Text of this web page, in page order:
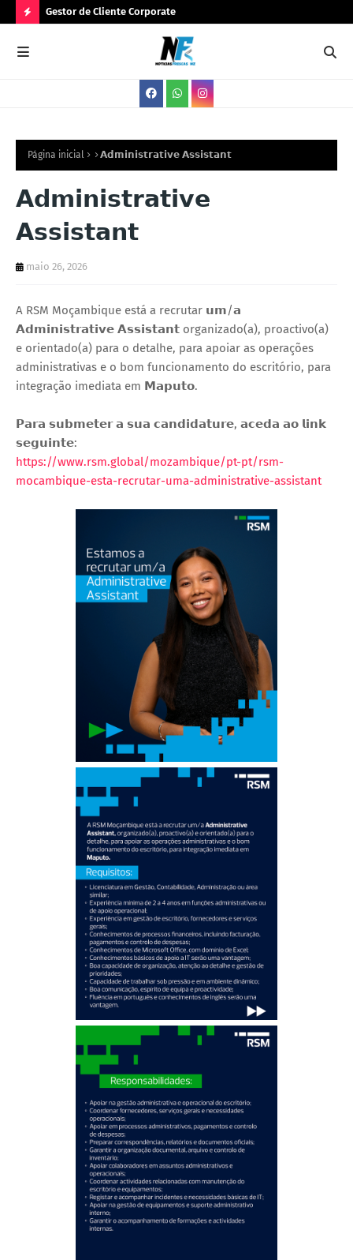
O
V
G
A
Gestor de Cliente Corporate
Página inicial 𝗔𝗱𝗺𝗶𝗻𝗶𝘀𝘁𝗿𝗮𝘁𝗶𝘃𝗲 𝗔𝘀𝘀𝗶𝘀𝘁𝗮𝗻𝘁
𝗔𝗱𝗺𝗶𝗻𝗶𝘀𝘁𝗿𝗮𝘁𝗶𝘃𝗲
𝗔𝘀𝘀𝗶𝘀𝘁𝗮𝗻𝘁
maio 26, 2026
A RSM Moçambique está a recrutar 𝘂𝗺/𝗮
𝗔𝗱𝗺𝗶𝗻𝗶𝘀𝘁𝗿𝗮𝘁𝗶𝘃𝗲 𝗔𝘀𝘀𝗶𝘀𝘁𝗮𝗻𝘁 organizado(a), proactivo(a)
e orientado(a) para o detalhe, para apoiar as operações
administrativas e o bom funcionamento do escritório, para
integração imediata em 𝗠𝗮𝗽𝘂𝘁𝗼.
𝗣𝗮𝗿𝗮 𝘀𝘂𝗯𝗺𝗲𝘁𝗲𝗿 𝗮 𝘀𝘂𝗮 𝗰𝗮𝗻𝗱𝗶𝗱𝗮𝘁𝘂𝗿𝗲, 𝗮𝗰𝗲𝗱𝗮 𝗮𝗼 𝗹𝗶𝗻𝗸
𝘀𝗲𝗴𝘂𝗶𝗻𝘁𝗲:
https://www.rsm.global/mozambique/pt-pt/rsm-
mocambique-esta-recrutar-uma-administrative-assistant